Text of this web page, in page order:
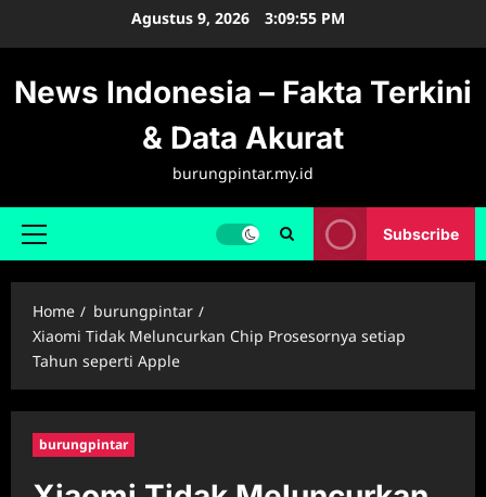
Agustus 9, 2026 3:09:55 PM
News Indonesia – Fakta Terkini
& Data Akurat
burungpintar.my.id
Primary
Subscribe
Home
burungpintar
Xiaomi Tidak Meluncurkan Chip Prosesornya setiap
Tahun seperti Apple
burungpintar